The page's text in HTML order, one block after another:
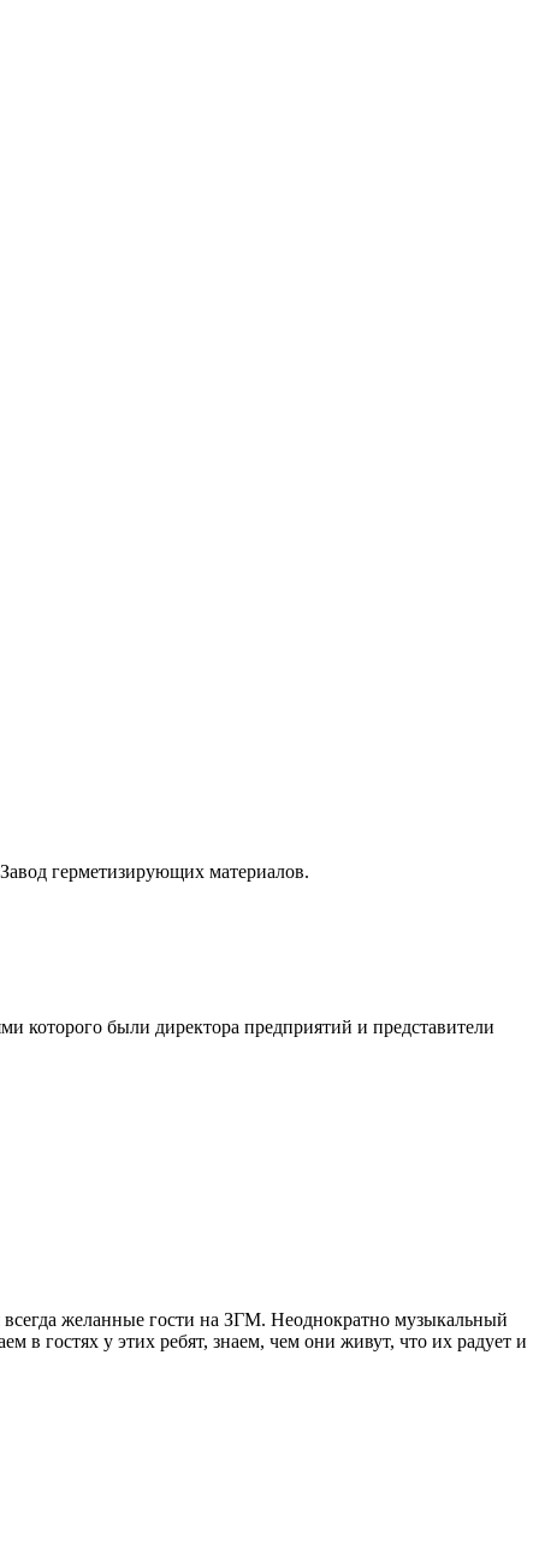
герметизирующих материалов.
которого были директора предприятий и представители
желанные гости на ЗГМ. Неоднократно музыкальный
гостях у этих ребят, знаем, чем они живут, что их радует и